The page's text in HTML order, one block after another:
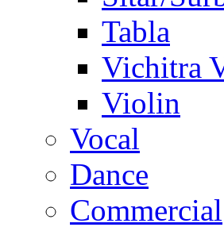
Tabla
Vichitra
Violin
Vocal
Dance
Commercial